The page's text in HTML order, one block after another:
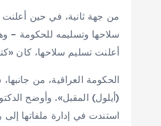
من جهة ثانية، في حين أعلنت
سلاحها وتسليمه للحكومة –
أعلنت تسليم سلاحها، كان
الحكومة العراقية، من
(أيلول) المقبل». وأوضح
استندت في إدارة ملفاتها